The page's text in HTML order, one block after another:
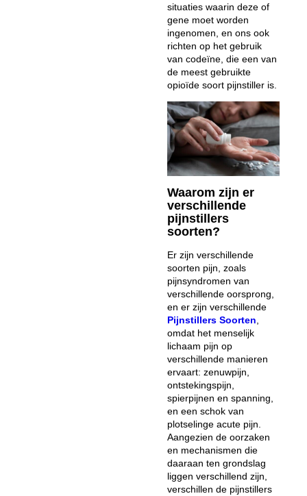
situaties waarin deze of
gene moet worden
ingenomen, en ons ook
richten op het gebruik
van codeïne, die een van
de meest gebruikte
opioïde soort pijnstiller is.
Waarom zijn er
verschillende
pijnstillers
soorten?
Er zijn verschillende
soorten pijn, zoals
pijnsyndromen van
verschillende oorsprong,
en er zijn verschillende
Pijnstillers Soorten
omdat het menselijk
lichaam pijn op
verschillende manieren
ervaart: zenuwpijn,
ontstekingspijn,
spierpijnen en spanning,
en een schok van
plotselinge acute pijn.
Aangezien de oorzaken
en mechanismen die
daaraan ten grondslag
liggen verschillend zijn,
verschillen de pijnstillers